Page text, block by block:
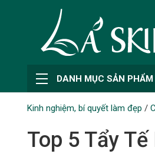
DANH MỤC SẢN PHẨM
Kinh nghiệm, bí quyết làm đẹp /
Top 5 Tẩy